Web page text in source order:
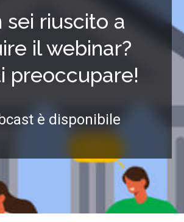
sei riuscito a
il webinar?
preoccupare!
è disponibile